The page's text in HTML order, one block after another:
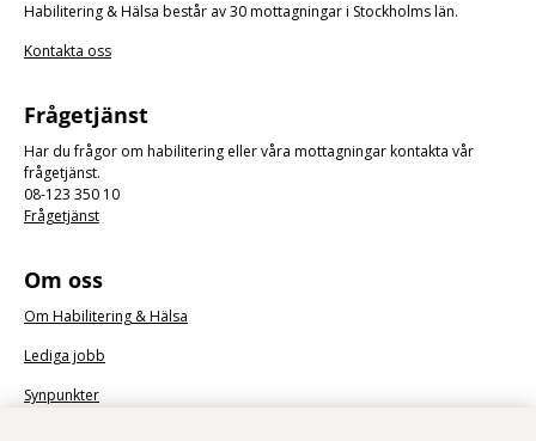
Habilitering & Hälsa består av 30 mottagningar i Stockholms län.
Kontakta oss
Frågetjänst
Har du frågor om habilitering eller våra mottagningar kontakta vår
frågetjänst.
08-123 350 10
Frågetjänst
Om oss
Om Habilitering & Hälsa
Lediga jobb
Synpunkter